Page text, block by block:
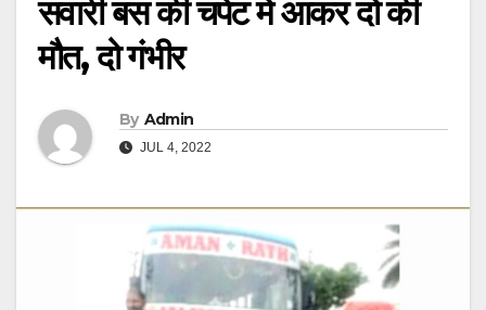
सवारी बस की चपेट में आकर दो की
मौत, दो गंभीर
By Admin
JUL 4, 2022